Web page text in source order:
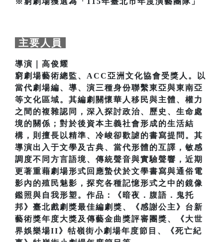
主要人員
導演｜高俊耀
窮劇場藝術總監、ACC亞洲文化協會受獎人。以
當代劇場編、導、演三種身份聯繫東亞與東南亞
等文化區域。其編劇關懷華人移民與主體、權力
之間的複雜認同，深入探討政治、歷史、生命處
境的關係；對於後資本主義社會形成的生活結
構，則擅長以精準、冷峻卻歡謔的書寫提問。其
導演出入于文學及古典、當代形體的互譯，敏感
調度不同方言語境、傳統聲音與實驗聲響，近期
更著重藉劇場形式回應蟄伏於文學書寫與通俗電
影內的殖民魅影，探究各種記憶形式之中的鏡像
鑑照與自我形塑。作品：《暗夜．腹語．鬼托
邦》臺北戲劇獎最佳編劇獎、《感謝公主》台新
藝術獎年度大獎及傳藝金曲獎評審團獎、《大世
界娛樂場II》牯嶺街小劇場年度節目、《死亡紀